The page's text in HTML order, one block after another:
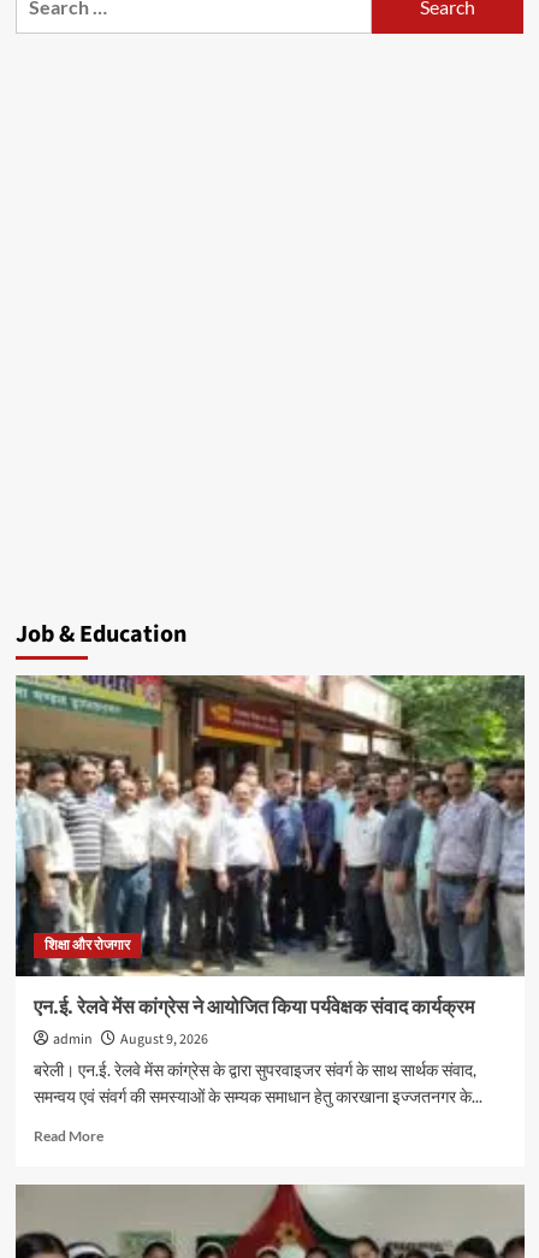
Job & Education
शिक्षा और रोजगार
एन.ई. रेलवे मेंस कांग्रेस ने आयोजित किया पर्यवेक्षक संवाद कार्यक्रम
admin
August 9, 2026
बरेली। एन.ई. रेलवे मेंस कांग्रेस के द्वारा सुपरवाइजर संवर्ग के साथ सार्थक संवाद,
समन्वय एवं संवर्ग की समस्याओं के सम्यक समाधान हेतु कारखाना इज्जतनगर के...
Read MoreRead
मेंस